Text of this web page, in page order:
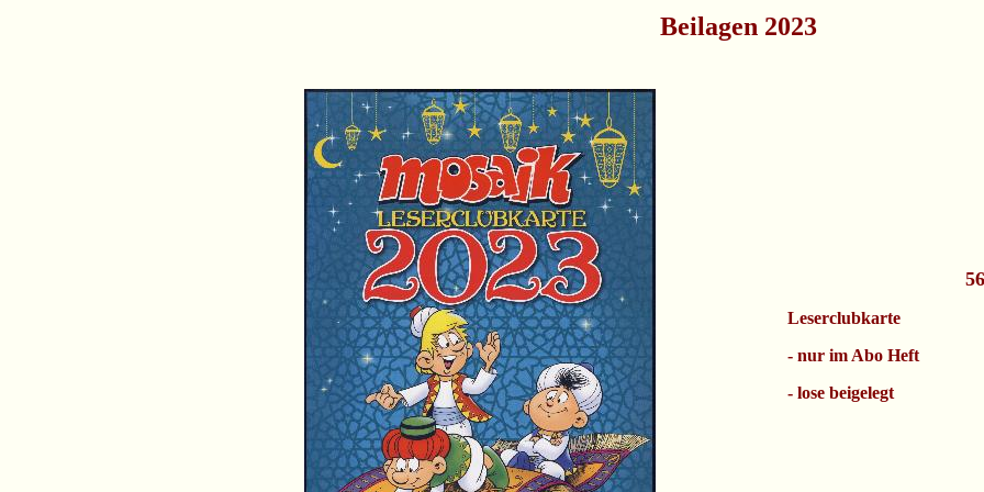
Beilagen 2023
Leserclubkarte
- nur im Abo Heft
- lose beigelegt